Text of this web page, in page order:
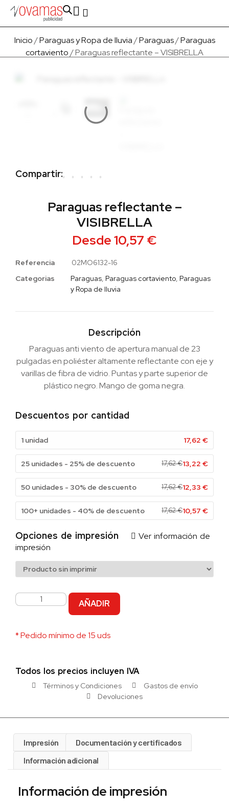
Inicio/Paraguas y Ropa de lluvia/Paraguas/Paraguas
cortaviento/ Paraguas reflectante – VISIBRELLA
Paraguas reflectante –
VISIBRELLA
Desde10,57 €
Referencia
02MO6132-16
Categorias
Paraguas, Paraguas cortaviento, Paraguas
y Ropa de lluvia
Descripción
Paraguas anti viento de apertura manual de 23
pulgadas en poliéster altamente reflectante con eje y
varillas de fibra de vidrio. Puntas y parte superior de
plástico negro. Mango de goma negra.
Descuentos por cantidad
1 unidad 17,62 €
25 unidades - 25% de descuento 17,62€13,22 €
50 unidades - 30% de descuento 17,62€12,33 €
100+ unidades - 40% de descuento 17,62€10,57 €
Opciones de impresión
Ver información de
impresión
AÑADIR
* Pedido mínimo de 15 uds
Todos los precios incluyen IVA
Términos y Condiciones
Gastos de envío
Devoluciones
Compartir:
Impresión
Documentación y certificados
Información adicional
Información de impresión